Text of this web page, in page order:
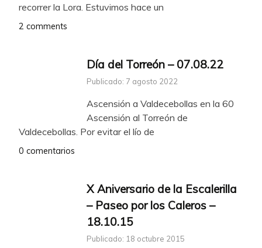
recorrer la Lora. Estuvimos hace un
2 comments
Día del Torreón – 07.08.22
Publicado: 7 agosto 2022
Ascensión a Valdecebollas en la 60
Ascensión al Torreón de
Valdecebollas. Por evitar el lío de
0 comentarios
X Aniversario de la Escalerilla
– Paseo por los Caleros –
18.10.15
Publicado: 18 octubre 2015